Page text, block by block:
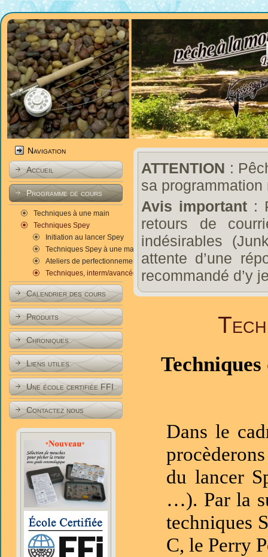
Navigation
Accueil
Programme de cours
Techniques à une main
Techniques Spey
Initiation au lancer Spey
Techniques Spey à une main
Ateliers de perfectionnement
Techniques, interm/avancées
Calendrier des cours
Produits
Chroniques
Liens utiles
Une école certifiée FFI
Contactez nous
ATTENTION :
sa
Avis important :
retours de
indésirables
attente d’une
recommandé d’y
Dans le
du lancer
…). Par la
techniques
C, le Perry